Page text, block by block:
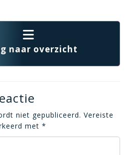
naar overzicht
niet gepubliceerd. Vereiste
met *